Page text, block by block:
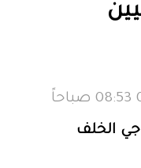
الخلف